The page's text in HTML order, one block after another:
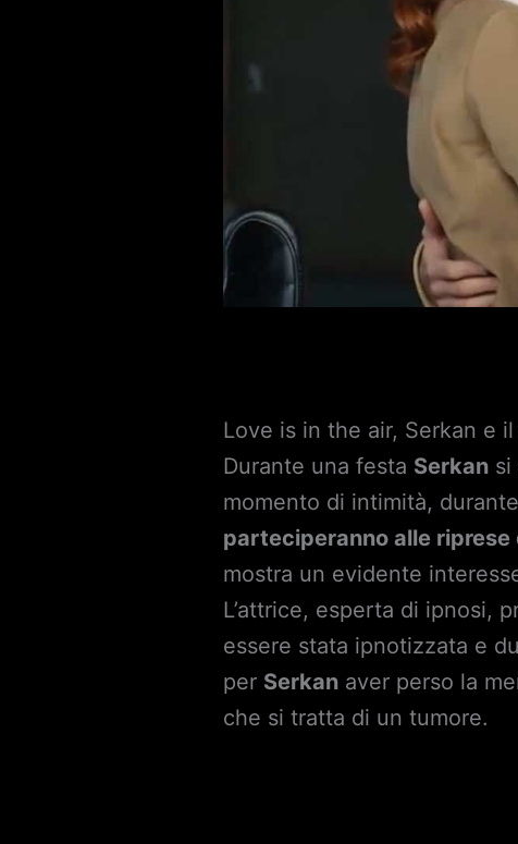
Love is in the air, Serkan e
Durante una festa Serkan si
momento di intimità,
parteciperanno alle riprese
mostra un evidente
L’attrice, esperta di ipnosi,
essere stata ipnotizzata e
per Serkan aver perso la
che si tratta di un tumore.